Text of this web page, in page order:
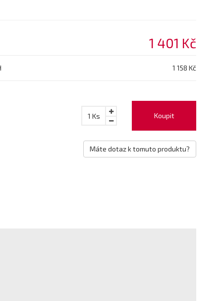
1 401 Kč
1 158 Kč
Koupit
1 Ks
Máte dotaz k tomuto produktu?